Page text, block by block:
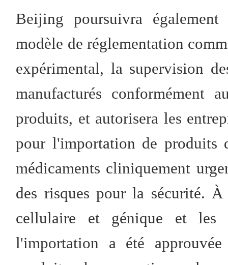
Beijing poursuivra
modèle de réglementation
expérimental, la supervision
manufacturés conformément
produits, et autorisera les
pour l'importation de produits
médicaments cliniquement
des risques pour la sécurité.
cellulaire et génique et les
l'importation a été